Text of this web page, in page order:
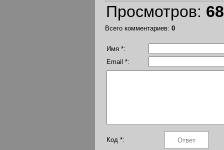
Просмотров:
Всего комментариев: 0
Имя *:
Email *:
Код *: